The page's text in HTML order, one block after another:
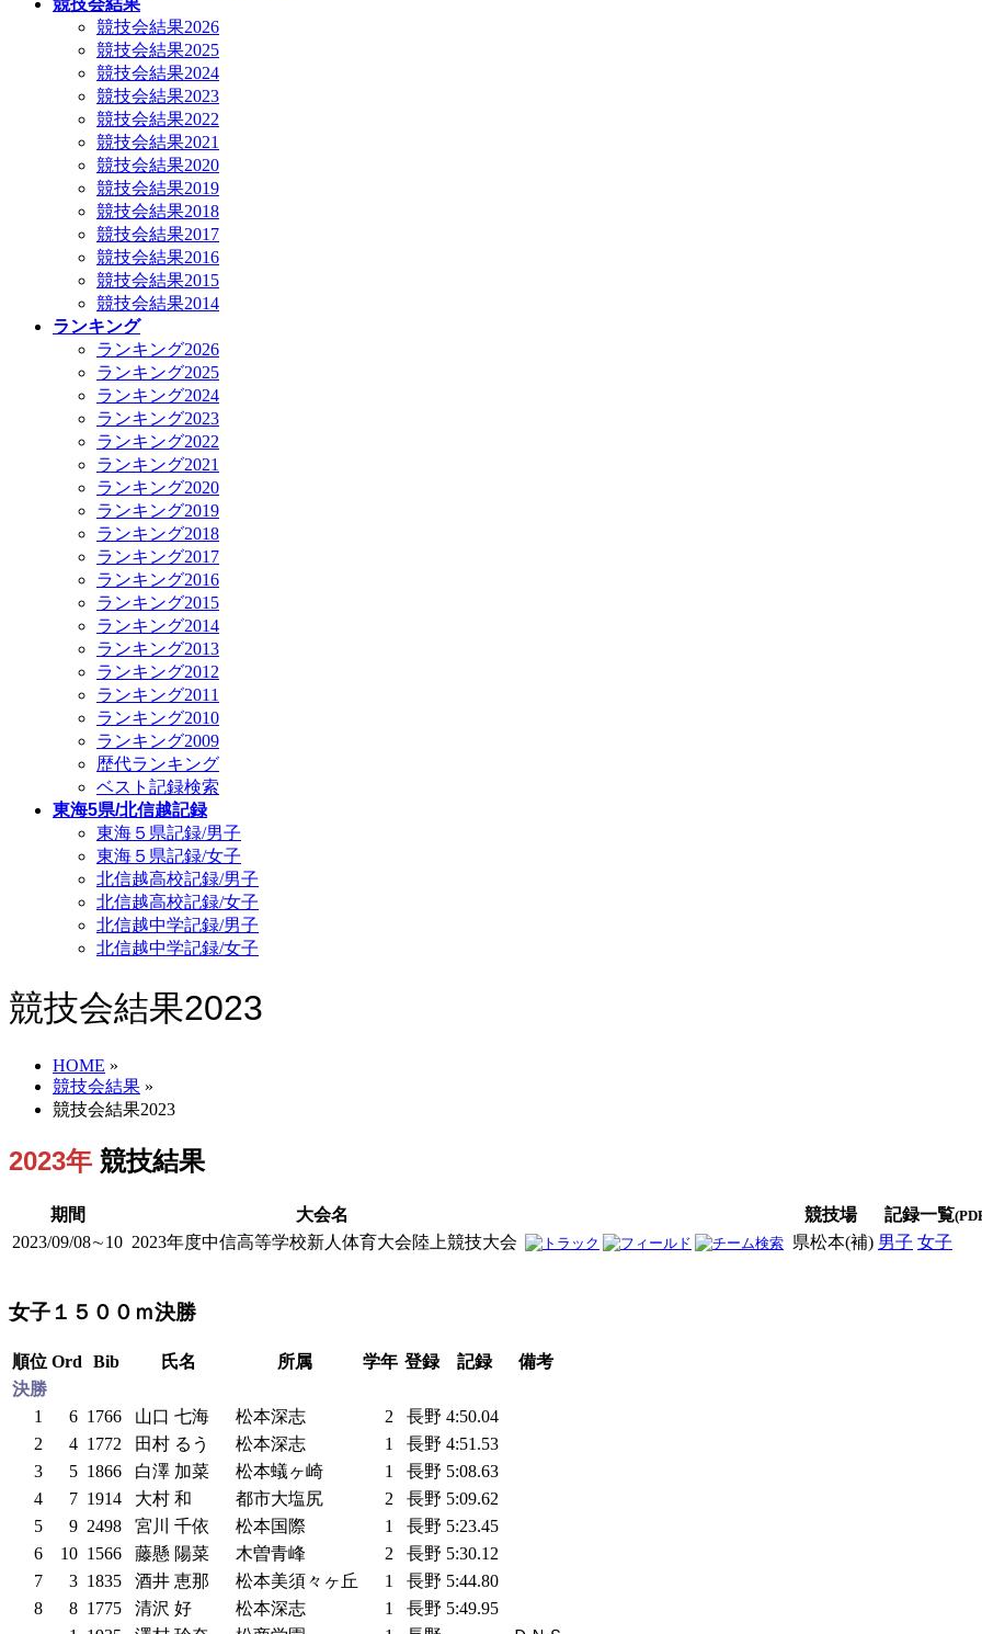
競技会結果
競技会結果2026
競技会結果2025
競技会結果2024
競技会結果2023
競技会結果2022
競技会結果2021
競技会結果2020
競技会結果2019
競技会結果2018
競技会結果2017
競技会結果2016
競技会結果2015
競技会結果2014
ランキング
ランキング2026
ランキング2025
ランキング2024
ランキング2023
ランキング2022
ランキング2021
ランキング2020
ランキング2019
ランキング2018
ランキング2017
ランキング2016
ランキング2015
ランキング2014
ランキング2013
ランキング2012
ランキング2011
ランキング2010
ランキング2009
歴代ランキング
ベスト記録検索
東海5県/北信越記録
東海５県記録/男子
東海５県記録/女子
北信越高校記録/男子
北信越高校記録/女子
北信越中学記録/男子
北信越中学記録/女子
競技会結果2023
HOME »
競技会結果 »
競技会結果2023
2023年 競技結果
期間 大会名 競技場 記録一覧
2023/09/08∼10 2023年度中信高等学校新人体育大会陸上競技大会 県松本(補) 男子 女子
女子１５００ｍ決勝
順位 Ord Bib 氏名 所属 学年 登録 記録
備考
決勝
1
6 1766 山口 七海 松本深志 2 長野 4:50.04
2
4 1772 田村 るう 松本深志 1 長野 4:51.53
3
5 1866 白澤 加菜 松本蟻ヶ崎 1 長野 5:08.63
4
7 1914 大村 和 都市大塩尻 2 長野 5:09.62
5
9 2498 宮川 千依 松本国際 1 長野 5:23.45
6
10 1566 藤懸 陽菜 木曽青峰 2 長野 5:30.12
7
3 1835 酒井 恵那 松本美須々ヶ丘 1 長野 5:44.80
8
8 1775 清沢 好 松本深志 1 長野 5:49.95